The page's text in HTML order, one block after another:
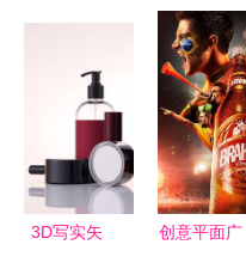
传，助力品
牌塑造——
直营代理解
读
少的新鲜感
3D写实矢
创意平面广